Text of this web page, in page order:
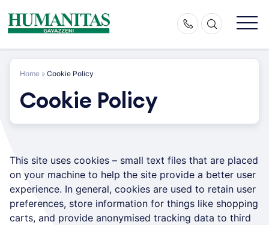
content
Home » Cookie Policy
Cookie Policy
This site uses cookies – small text files that are placed
on your machine to help the site provide a better user
experience. In general, cookies are used to retain user
preferences, store information for things like shopping
carts, and provide anonymised tracking data to third